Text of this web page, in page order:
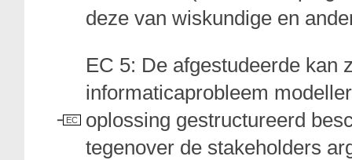
deze van wiskundige en
EC
EC 5: De afgestudeerde kan
informaticaprobleem
oplossing gestructureerd
tegenover de stakeholders